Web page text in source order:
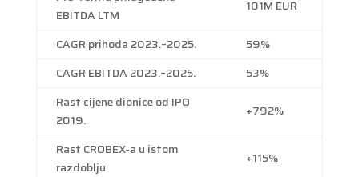
EBITDA LTM
101M EUR
CAGR prihoda 2023.–2025.
59%
CAGR EBITDA 2023.–2025.
53%
Rast cijene dionice od IPO
2019.
+792%
Rast CROBEX-a u istom
razdoblju
+115%